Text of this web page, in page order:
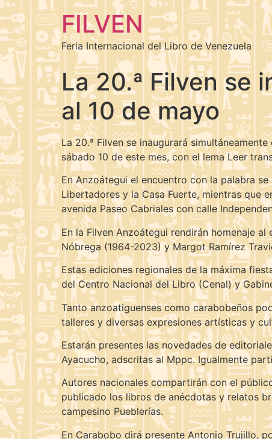
FILVEN
Feria Internacional del Libro de Venezuela
La 20.ª Filven se
al 10 de mayo
La 20.ª Filven se inaugurará
sábado 10 de este mes, con el lema Leer
En Anzoátegui el encuentro con la palabra
Libertadores y la Casa Fuerte, mientras que
avenida Paseo Cabriales con calle
En la Filven Anzoátegui rendirán homenaje
Nóbrega (1964-2023) y Margot Ramírez
Estas ediciones regionales de la máxima
del Centro Nacional del Libro (Cenal) y
Tanto anzoatiguenses como carabobeños
talleres y diversas expresiones artísticas y
Estarán presentes las novedades de
Ayacucho, adscritas al Mppc. Igualmente
Autores nacionales compartirán con el
publicado los libros de anécdotas y relatos
campesino Pueblerías.
En Carabobo dirá presente Antonio Trujillo,